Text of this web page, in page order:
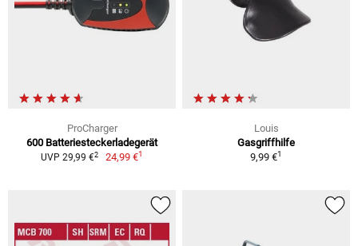
ProCharger
600 Batteriesteckerladegerät
UVP 29,99 €2 24,99 €1
Louis
Gasgriffhilfe
9,99 €1